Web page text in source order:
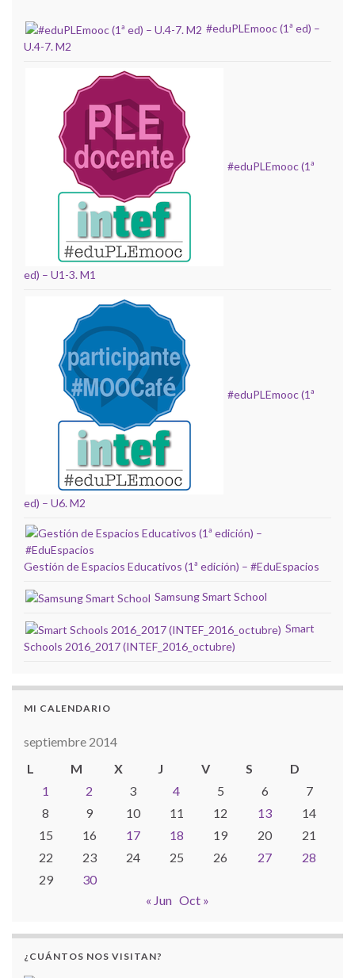
#eduPLEmooc (1ª ed) –
U.4-7. M2
#eduPLEmooc (1ª
ed) – U1-3. M1
#eduPLEmooc (1ª
ed) – U6. M2
Gestión de Espacios Educativos (1ª edición) – #EduEspacios
Samsung Smart School
Smart
Schools 2016_2017 (INTEF_2016_octubre)
MI CALENDARIO
septiembre 2014
L
M X J V S
D
1
2 3 4 5 6
7
8
9 10 11 12 13
14
15
16 17 18 19 20
21
22
23 24 25 26 27
28
29
30
« Jun Oct »
¿CUÁNTOS NOS VISITAN?